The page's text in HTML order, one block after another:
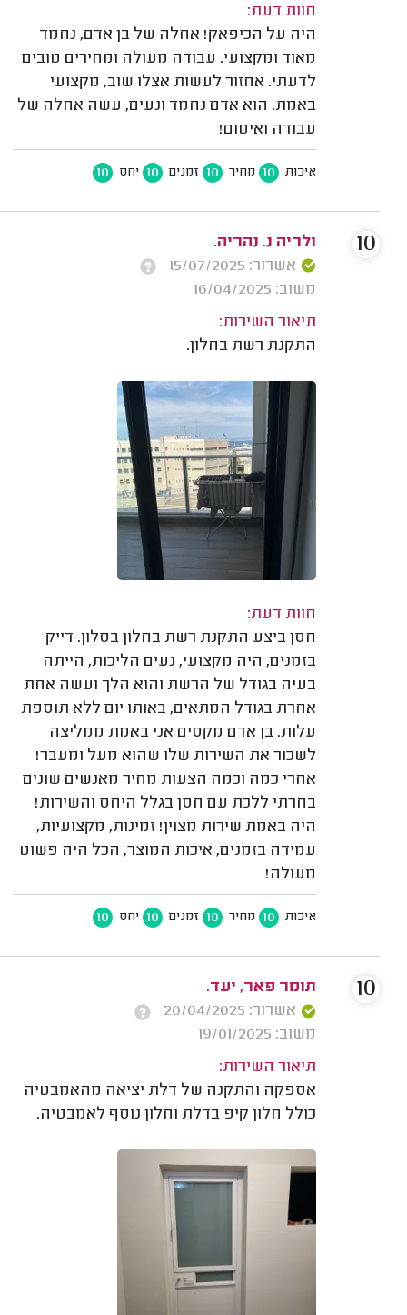
חוות דעת:
היה על הכיפאק! אחלה של בן אדם, נחמד
מאוד ומקצועי. עבודה מעולה ומחירים טובים
לדעתי. אחזור לעשות אצלו שוב, מקצועי
באמת. הוא אדם נחמד ונעים, עשה אחלה של
עבודה ואיטום!
איכות 10 מחיר 10 זמנים 10 יחס 10
ולריה נ. נהריה.
אשרור: 15/07/2025
משוב: 16/04/2025
תיאור השירות:
התקנת רשת בחלון.
חוות דעת:
חסן ביצע התקנת רשת בחלון בסלון. דייק
בזמנים, היה מקצועי, נעים הליכות, הייתה
בעיה בגודל של הרשת והוא הלך ועשה אחת
אחרת בגודל המתאים, באותו יום ללא תוספת
עלות. בן אדם מקסים אני באמת ממליצה
לשכור את השירות שלו שהוא מעל ומעבר!
אחרי כמה וכמה הצעות מחיר מאנשים שונים
בחרתי ללכת עם חסן בגלל היחס והשירות!
היה באמת שירות מצוין! זמינות, מקצועיות,
עמידה בזמנים, איכות המוצר, הכל היה פשוט
מעולה!
איכות 10 מחיר 10 זמנים 10 יחס 10
10
תומר פאר, יעד.
אשרור: 20/04/2025
משוב: 19/01/2025
תיאור השירות:
אספקה והתקנה של דלת יציאה מהאמבטיה
כולל חלון קיפ בדלת וחלון נוסף לאמבטיה.
10